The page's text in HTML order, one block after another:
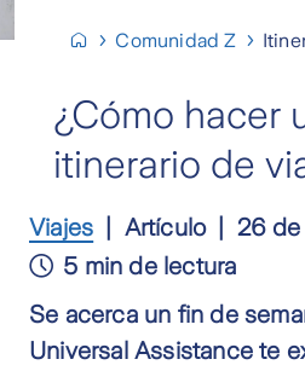
Comunidad Z
¿Cómo hacer
itinerario de
Viajes Artículo
26
5 min de lectura
Se acerca un fin de
Universal Assistance te